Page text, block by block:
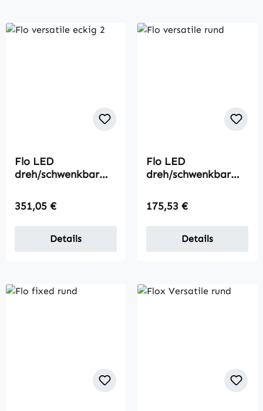
Flo LED
dreh/schwenkbar
Regulärer Preis:
351,05 €
Details
Flo LED
dreh/schwenkbar
Regulärer Preis:
175,53 €
Details